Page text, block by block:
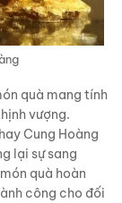
quà mang tính
vượng.
Cung Hoàng
lại sự sang
quà hoàn
công cho đối